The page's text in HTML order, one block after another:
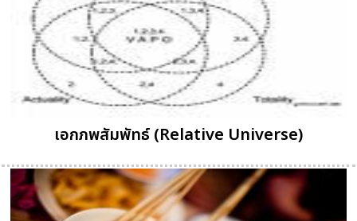
เอกภพสัมพัทธ์ (Relative Universe)